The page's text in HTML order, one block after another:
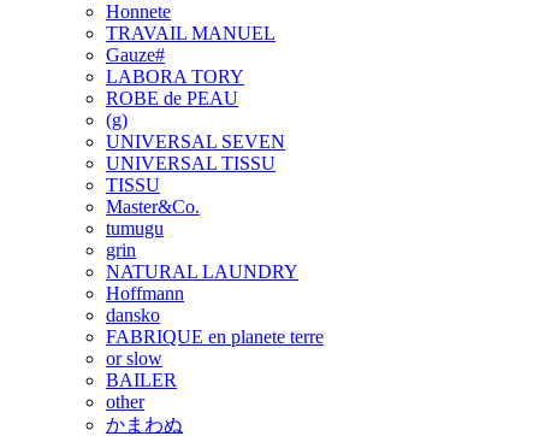
Honnete
TRAVAIL MANUEL
Gauze#
LABORA TORY
ROBE de PEAU
(g)
UNIVERSAL SEVEN
UNIVERSAL TISSU
TISSU
Master&Co.
tumugu
grin
NATURAL LAUNDRY
Hoffmann
dansko
FABRIQUE en planete terre
or slow
BAILER
other
かまわぬ